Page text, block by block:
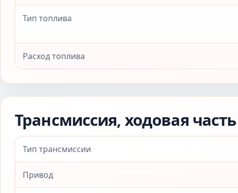
Тип топлива
Расход топлива
Трансмиссия, ходовая
Тип трансмиссии
Привод